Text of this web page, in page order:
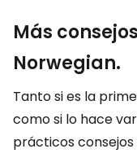
Más
Norwegian.
Tanto si es la
como si lo hace
prácticos